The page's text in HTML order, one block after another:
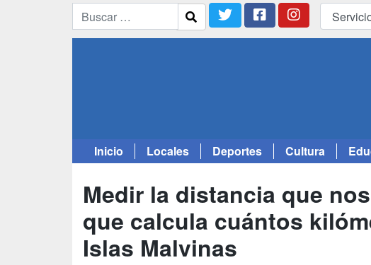
Inicio Locales Deportes Cultura
Medir la distancia que
que calcula cuántos
Islas Malvinas